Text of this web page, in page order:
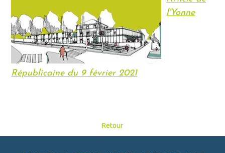
l'Yonne
Républicaine du 9 février 2021
Retour